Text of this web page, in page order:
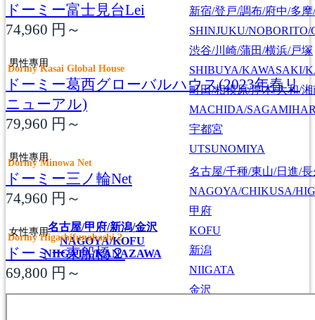
新宿/登戸/調布/府中/多
SHINJUKU/
渋谷/川崎/蒲田/横浜/戸塚
SHIBUYA/KAWASAKI/
町田/相模原/厚木/大和/湘
MACHIDA/
宇都宮
UTSUNOMIYA
名古屋/甲府/新潟/金沢
NAGOYA/KOFU
NIIGATA/KANAZAWA
名古屋/千種/東山/日進/
NAGOYA/CHIKUSA/
甲府
KOFU
新潟
NIIGATA
金沢
ドーミー富士見台Lei
74,960 円～
男性專用
Dormy Kasai Global House
ドーミー葛西グローバルハウス(2023年春リ
ニューアル)
79,960 円～
男性專用
Dormy Minowa Net
ドーミー三ノ輪Net
74,960 円～
女性專用
Dormy Higashifunabashi 2
ドーミー東船橋２
69,800 円～